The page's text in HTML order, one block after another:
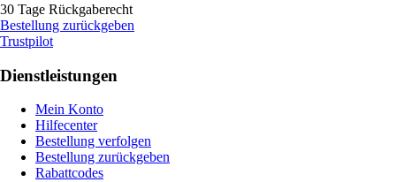
30 Tage Rückgaberecht
Bestellung zurückgeben
Trustpilot
Dienstleistungen
Mein Konto
Hilfecenter
Bestellung verfolgen
Bestellung zurückgeben
Rabattcodes